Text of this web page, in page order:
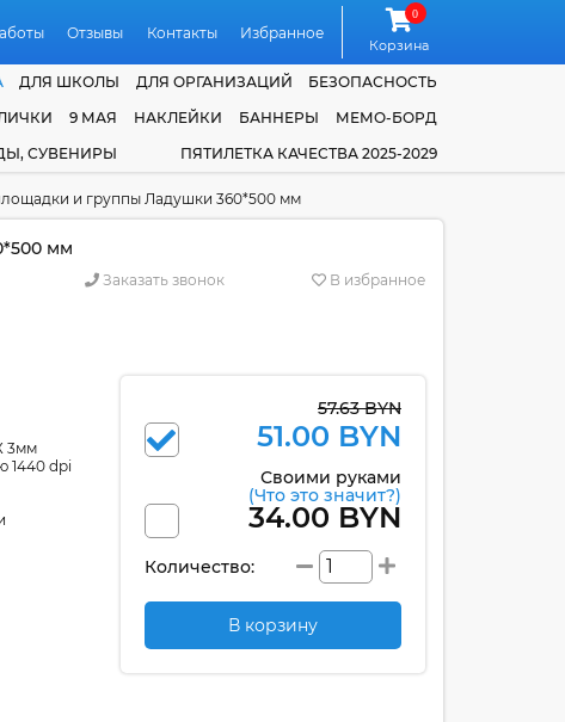
Отзывы Контакты Избранное
0
Корзина
ДЛЯ ШКОЛЫ ДЛЯ ОРГАНИЗАЦИЙ
БЕЗОПАСНОСТЬ
9 МАЯ НАКЛЕЙКИ БАННЕРЫ
МЕМО-БОРД
СУВЕНИРЫ ПЯТИЛЕТКА КАЧЕСТВА 2025-2029
и группы Ладушки 360*500 мм
мм
Заказать звонок В избранное
3мм
1440 dpi
57.63 BYN
51.00 BYN
Своими руками
(Что это значит?)
34.00 BYN
Количество:
В корзину